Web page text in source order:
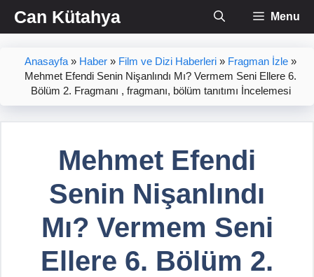
İçeriğe
atlaCan Kütahya Menu
Anasayfa » Haber » Film ve Dizi Haberleri » Fragman İzle »
Mehmet Efendi Senin Nişanlındı Mı? Vermem Seni Ellere 6.
Bölüm 2. Fragmanı , fragmanı, bölüm tanıtımı İncelemesi
Mehmet Efendi
Senin Nişanlındı
Mı? Vermem Seni
Ellere 6. Bölüm 2.